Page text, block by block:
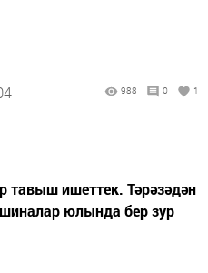
988 0 1
тавыш ишеттек. Тәрәзәдән
юлында бер зур